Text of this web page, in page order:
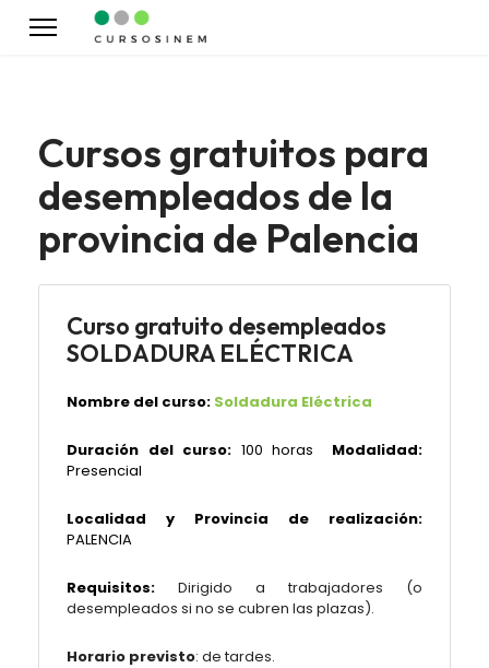
Cursos gratuitos para
desempleados de la
provincia de Palencia
Curso gratuito desempleados
SOLDADURA ELÉCTRICA
Nombre del curso: Soldadura Eléctrica
Duración del curso: 100 horas Modalidad:
Presencial
Localidad y Provincia de realización:
PALENCIA
Requisitos: Dirigido a trabajadores (o
desempleados si no se cubren las plazas).
Horario previsto: de tardes.